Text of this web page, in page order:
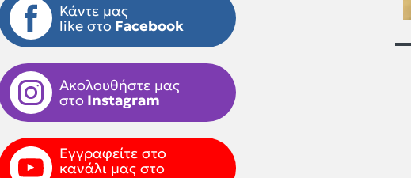
Κάντε μας
like στο Facebook
Ακολουθήστε μας
στο Instagram
Εγγραφείτε στο
κανάλι μας στο